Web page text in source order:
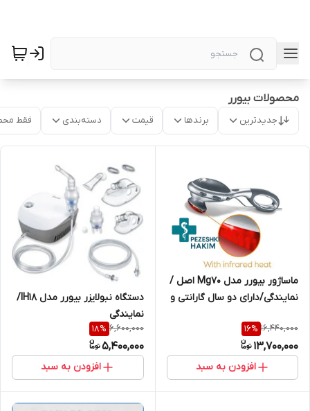
محصولات بیورر
جدیدترین برندها قیمت دسته‌بندی فقط
ماساژور بیورر مدل Mg70 اصل /
نمایندگی/دارای دو سال گارانتی و
شرکت آرمین درمان
16,440,000
16%
13,700,000
افزودن به سبد
دستگاه نبولایزر بیورر مدل IH18/
نمایندگی
6,600,000
18%
5,400,000
افزودن به سبد